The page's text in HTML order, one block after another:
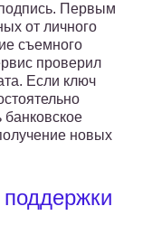
Первым
от личного
съемного
проверил
Если ключ
новых